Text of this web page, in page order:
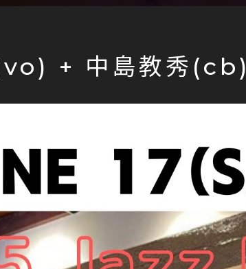
+ 中島教秀(cb)